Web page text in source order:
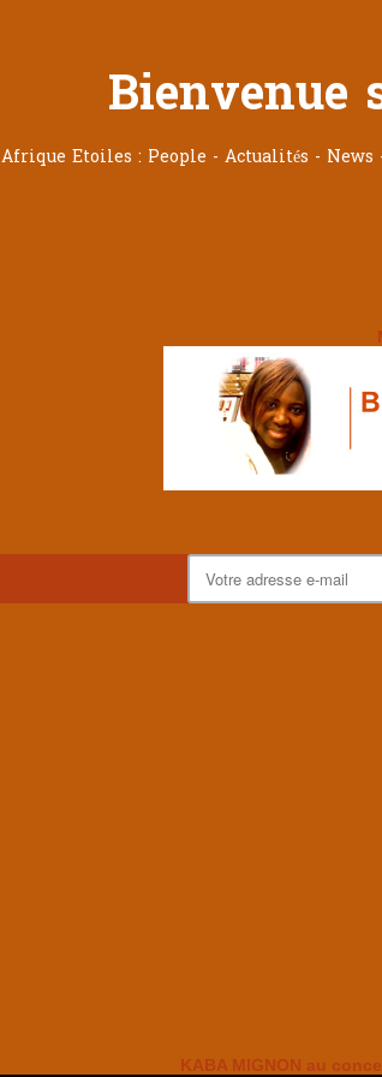
Bienvenue
Afrique Etoiles : People - Actualités -
KABA MIGNON au